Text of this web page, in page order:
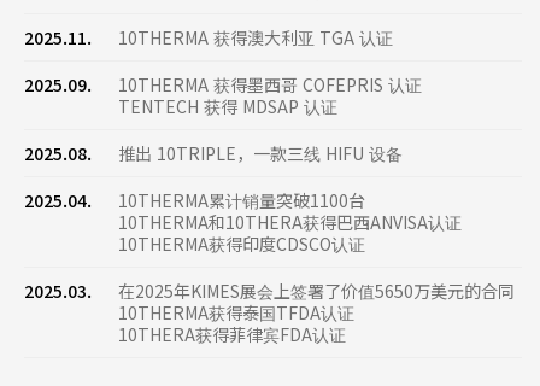
2025.11.
10THERMA 获得澳大利亚 TGA 认证
2025.09.
10THERMA 获得墨西哥 COFEPRIS 认证
TENTECH 获得 MDSAP 认证
2025.08.
推出 10TRIPLE，一款三线 HIFU 设备
2025.04.
10THERMA累计销量突破1100台
10THERMA和10THERA获得巴西ANVISA认证
10THERMA获得印度CDSCO认证
2025.03.
在2025年KIMES展会上签署了价值5650万美元的合同
10THERMA获得泰国TFDA认证
10THERA获得菲律宾FDA认证